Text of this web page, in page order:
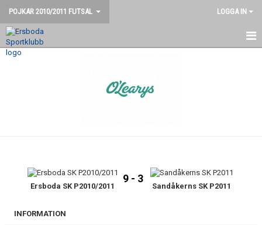
POJKAR 2010/2011 FUTSAL LOGGA IN
HEM
Ersboda SK P2010/2011
9 - 3
Sandåkerns SK P2011
INFORMATION